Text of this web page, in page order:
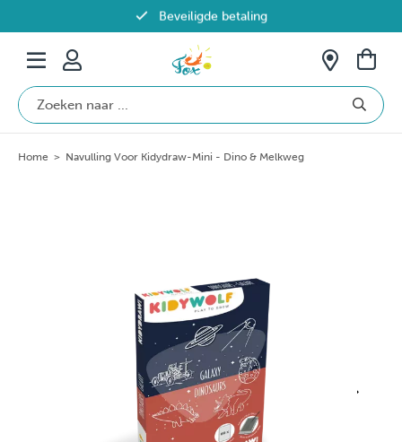
Beveiligde betaling
Gratis verzending vanaf €69 in België
Home > Navulling Voor Kidydraw-Mini - Dino & Melkweg